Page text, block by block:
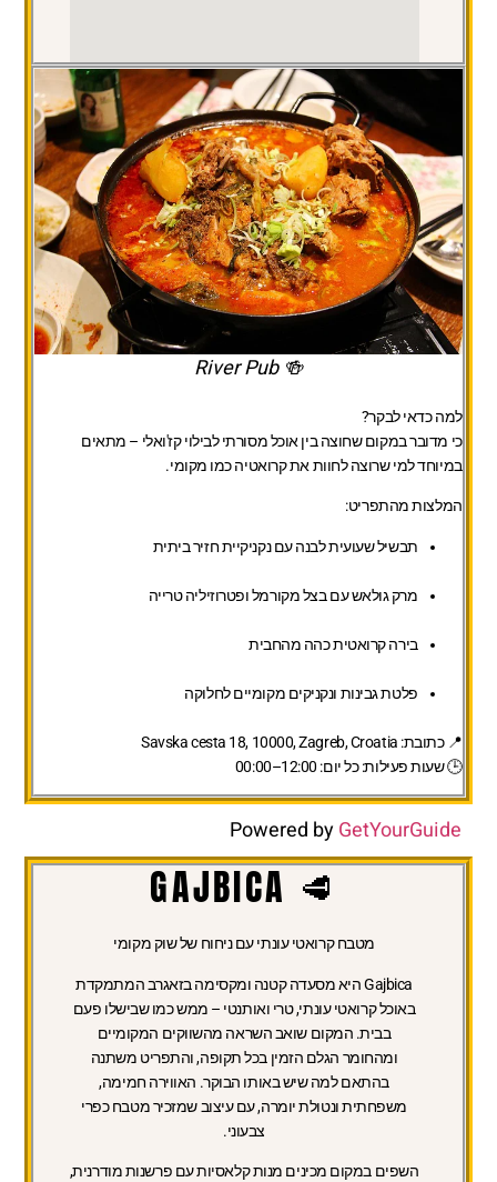
🍻 River Pub
למה כדאי לבקר?
כי מדובר במקום שחוצה בין אוכל מסורתי לבילוי קז'ואלי – מתאים
במיוחד למי שרוצה לחוות את קרואטיה כמו מקומי.
המלצות מהתפריט:
תבשיל שעועית לבנה עם נקניקיית חזיר ביתית
מרק גולאש עם בצל מקורמל ופטרוזיליה טרייה
בירה קרואטית כהה מהחבית
פלטת גבינות ונקניקים מקומיים לחלוקה
📍כתובת:
🕒שעות פעילות:כל יום: 12:00–00:00
Powered byGetYourGuide
🥩 GAJBICA
מטבח קרואטי עונתי עם ניחוח של שוק מקומי
Gajbica היא מסעדה קטנה ומקסימה בזאגרב המתמקדת
באוכל קרואטי עונתי, טרי ואותנטי – ממש כמו שבישלו פעם
בבית. המקום שואב השראה מהשווקים המקומיים
ומהחומר הגלם הזמין בכל תקופה, והתפריט משתנה
בהתאם למה שיש באותו הבוקר. האווירה חמימה,
משפחתית ונטולת יומרה, עם עיצוב שמזכיר מטבח כפרי
צבעוני.
השפים במקום מכינים מנות קלאסיות עם פרשנות מודרנית,